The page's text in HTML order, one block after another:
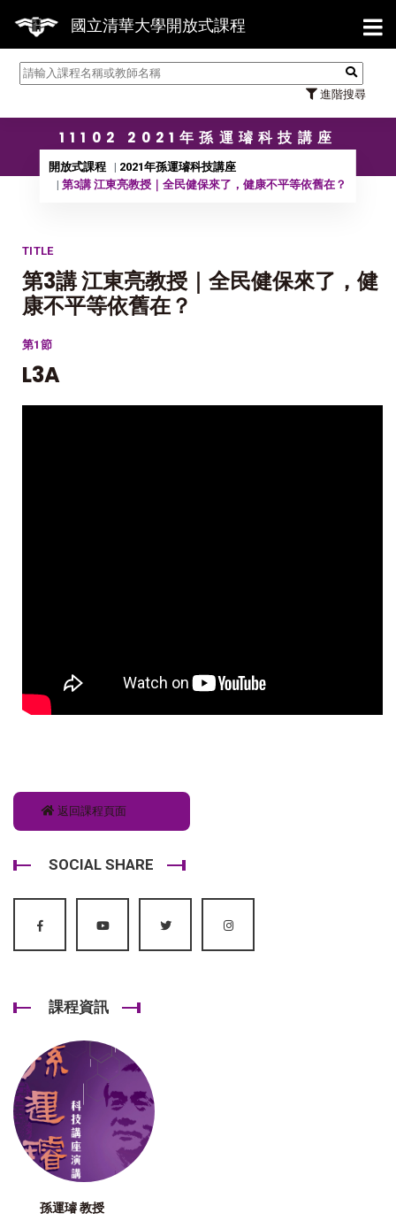
國立清華大學開放式課程
進階搜尋
【
11102 2021年孫運璿科技講座
開放式課程
2021年孫運璿科技講座
第3講 江東亮教授｜全民健保來了，健康不平等依舊在？
TITLE
第3講 江東亮教授｜全民健保來了，健
康不平等依舊在？
第1節
L3A
返回課程頁面
SOCIAL SHARE
課程資訊
孫運璿 教授